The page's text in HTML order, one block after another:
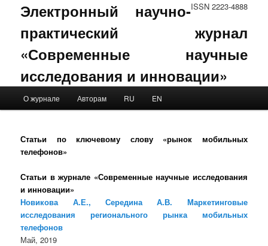
ISSN 2223-4888
Электронный научно-
практический журнал
«Современные научные
исследования и инновации»
Skip to primary content
Skip to secondary content
О журнале Авторам RU EN
Статьи по ключевому слову «рынок мобильных
телефонов»
Статьи в журнале «Современные научные исследования
и инновации»
Новикова А.Е., Середина А.В. Маркетинговые
исследования регионального рынка мобильных
телефонов
Май, 2019